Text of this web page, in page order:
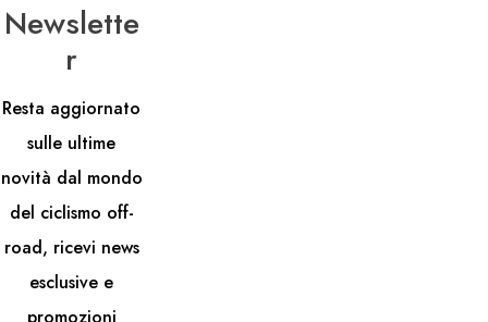
Newslette
R
Resta aggiornato
sulle ultime
novità dal mondo
del ciclismo off-
road, ricevi news
esclusive e